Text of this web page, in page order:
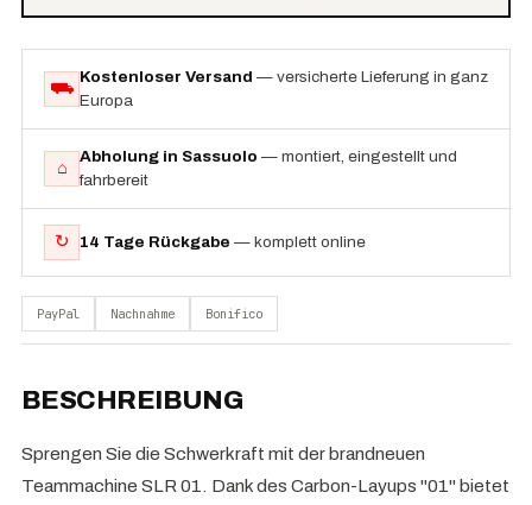
⛟
Kostenloser Versand — versicherte Lieferung in ganz
Europa
⌂
Abholung in Sassuolo — montiert, eingestellt und
fahrbereit
↻ 14 Tage Rückgabe — komplett online
PayPal Nachnahme Bonifico
BESCHREIBUNG
Sprengen Sie die Schwerkraft mit der brandneuen
Teammachine SLR 01. Dank des Carbon-Layups "01" bietet